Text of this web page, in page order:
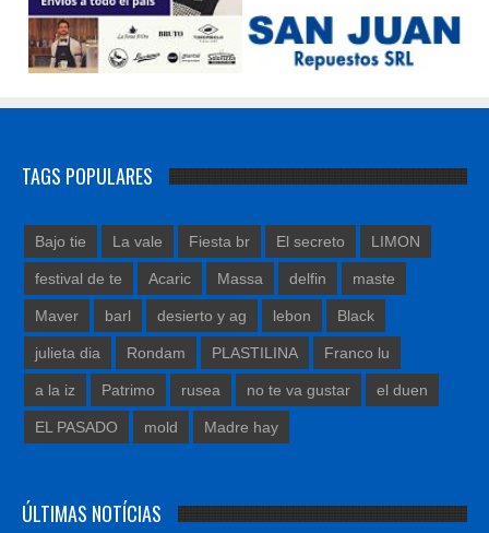
TAGS POPULARES
Bajo tie La vale Fiesta br El secreto LIMON
festival de te Acaric Massa delfin maste
Maver barl desierto y ag lebon Black
julieta dia Rondam PLASTILINA Franco lu
a la iz Patrimo rusea no te va gustar el duen
EL PASADO mold Madre hay
ÚLTIMAS NOTÍCIAS